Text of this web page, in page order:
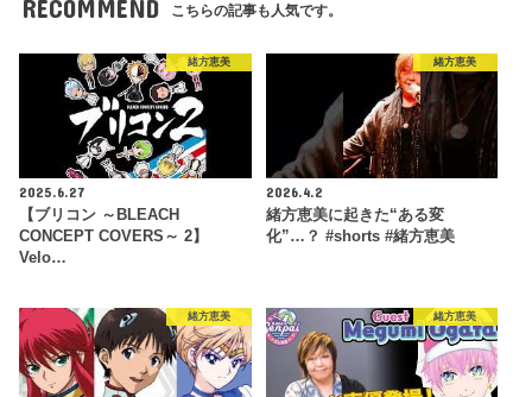
RECOMMEND こちらの記事も人気です。
緒方恵美
2025.6.27
【ブリコン ～BLEACH
CONCEPT COVERS～ 2】
Velo…
緒方恵美
2026.4.2
緒方恵美に起きた“ある変
化”…？ #shorts #緒方恵美
緒方恵美 緒方恵美